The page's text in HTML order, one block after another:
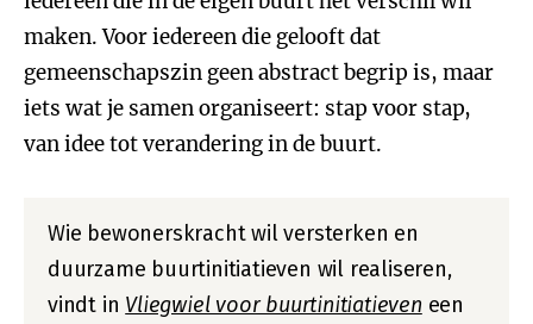
maken. Voor iedereen die gelooft dat
gemeenschapszin geen abstract begrip is, maar
iets wat je samen organiseert: stap voor stap,
van idee tot verandering in de buurt.
Wie bewonerskracht wil versterken en
duurzame buurtinitiatieven wil realiseren,
vindt in Vliegwiel voor buurtinitiatieven een